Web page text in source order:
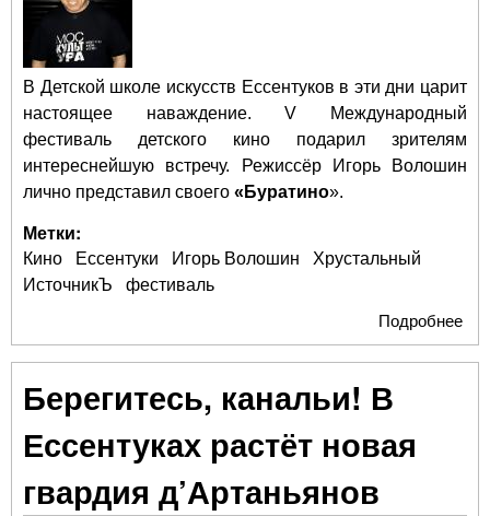
В Детской школе искусств Ессентуков в эти дни царит
настоящее наваждение. V Международный
фестиваль детского кино подарил зрителям
интереснейшую встречу. Режиссёр Игорь Волошин
лично представил своего «Буратино».
Метки:
Кино Ессентуки Игорь Волошин
Хрустальный
ИсточникЪ
фестиваль
Подробнее
Берегитесь, канальи! В
Ессентуках растёт новая
гвардия д’Артаньянов